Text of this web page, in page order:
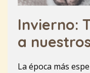
Invierno:
a
La época más